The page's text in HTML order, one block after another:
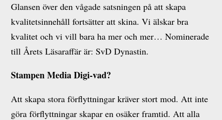
Glansen över den vågade satsningen på att skapa
kvalitetsinnehåll fortsätter att skina. Vi älskar bra
kvalitet och vi vill bara ha mer och mer… Nominerade
till Årets Läsaraffär är: SvD Dynastin.
Stampen Media Digi-vad?
Att skapa stora förflyttningar kräver stort mod. Att inte
göra förflyttningar skapar en osäker framtid. Att alla